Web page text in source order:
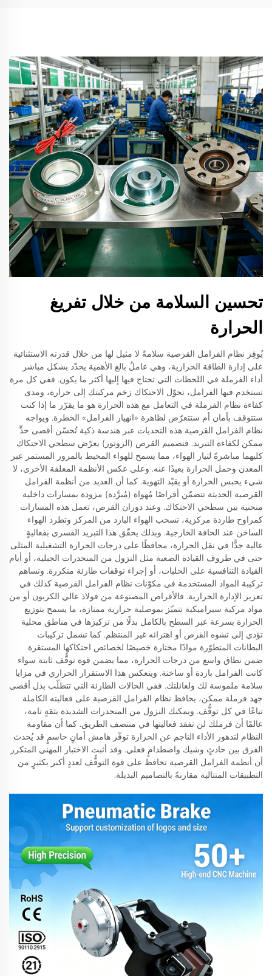
تحسين السلامة من خلال تفريغ
الحرارة
يُوفِر نظام الفرامل القرصية سلامةً لا مثيل لها من خلال قدرته الاستثنائية
على إدارة الطاقة الحرارية، وهي عاملٌ بالغ الأهمية يحدّد بشكل مباشر
أداء الفرملة في اللحظات التي تحتاج فيها إليها أكثر ما يكون. ففي كل مرة
تستخدم فيها الفرامل، تحوّل الاحتكاك زخم مركبتك إلى حرارة، ومدى
كفاءة نظام الفرملة في التعامل مع هذه الحرارة هو ما يقرّر ما إذا كنت
ستتوقف بأمان أم ستتعرّض لظاهرة «انهيار الفرامل» الخطرة. ويواجه
نظام الفرامل القرصية هذه التحديات عبر هندسة ذكية تُحسّن أقصى حدٍّ
ممكن لكفاءة التبريد. فتصميم القرص (الروتور) يعرّض سطحي الاحتكاك
كليهما مباشرةً لتيار الهواء، مما يسمح للهواء المحيط بالمرور المستمر عبر
المعدن وحمل الحرارة بعيدًا عنه. وعلى عكس الأنظمة المغلقة الأخرى، لا
شيء يحبس الحرارة أو يقيّد التهوية. كما أن العديد من أنظمة الفرامل
القرصية الحديثة تتضمّن أقراصًا مُهواة (مُبرَّدة) مزودة بمسارات داخلية
منحنية بين سطحي الاحتكاك. وعند دوران القرص، تعمل هذه المسارات
كمراوح طاردة مركزية، تسحب الهواء البارد من المركز وتطرد الهواء
الساخن عند الحافة الخارجية. وبذلك يحقّق هذا التبريد القسري بفعاليةٍ
عالية جدًّا في نقل الحرارة، محافظًا على درجات الحرارة التشغيلية المثلى
حتى في ظروف القيادة الصعبة مثل النزول من المنحدرات الجبلية، أو أيام
القيادة التنافسية على الحلبات، أو إجراء توقفات طارئة متكررة. وتساهم
تركيبة المواد المستخدمة في مكوّنات نظام الفرامل القرصية كذلك في
تعزيز الإدارة الحرارية. فالأقراص المصنوعة من فولاذ عالي الكربون أو من
مواد مركبة سيراميكية تتميّز بموصلية حرارية ممتازة، ما يسمح بتوزيع
الحرارة بسرعة عبر السطح بالكامل بدلًا من تركيزها في مناطق محلية
تؤدي إلى تشوه القرص أو اهترائه غير المنتظم. كما تشمل تركيبات
البطانات المتطوّرة موادًا مختارة خصيصًا لخصائص احتكاكها المستقرة
ضمن نطاق واسع من درجات الحرارة، مما يضمن قوة توقُّف ثابتة سواء
كانت الفرامل باردة أو ساخنة. وينعكس هذا الاستقرار الحراري في مزايا
سلامة ملموسة لك ولعائلتك. ففي الحالات الطارئة التي تتطلّب بذل أقصى
جهد فرملة ممكن، يحافظ نظام الفرامل القرصية على فعاليته الكاملة
تباعًا في كل توقُّف. ويمكنك النزول من المنحدرات الشديدة بثقةٍ تامة،
عالمًا أن فرملك لن تفقد فعاليتها في منتصف الطريق. كما أن مقاومة
النظام لتدهور الأداء الناجم عن الحرارة توفّر هامش أمانٍ حاسمٍ قد يُحدث
الفرق بين حادثٍ وشيك واصطدامٍ فعلي. وقد أثبت الاختبار المهني المتكرر
أن أنظمة الفرامل القرصية تحافظ على قوة التوقُّف لعددٍ أكبر بكثيرٍ من
التطبيقات المتتالية مقارنةً بالتصاميم البديلة.